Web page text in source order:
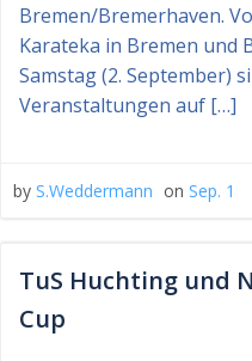
Bremen/Bremerhaven.
Karateka in Bremen und
Samstag (2. September)
Veranstaltungen auf […]
by S.Weddermann on Sep. 1
TuS Huchting und
Cup